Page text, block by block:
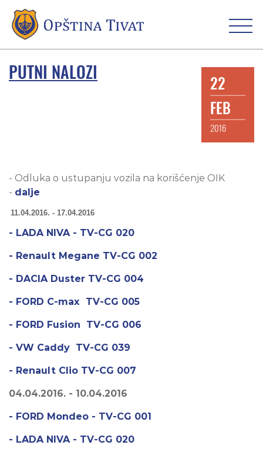
PUTNI NALOZI
22
FEB
2016
- Odluka o ustupanju vozila na korišćenje OIK
- dalje
11.04.2016. - 17.04.2016
- LADA NIVA - TV-CG 020
- Renault Megane TV-CG 002
- DACIA Duster TV-CG 004
- FORD C-max TV-CG 005
- FORD Fusion TV-CG 006
- VW Caddy TV-CG 039
- Renault Clio TV-CG 007
04.04.2016. - 10.04.2016
- FORD Mondeo - TV-CG 001
- LADA NIVA - TV-CG 020